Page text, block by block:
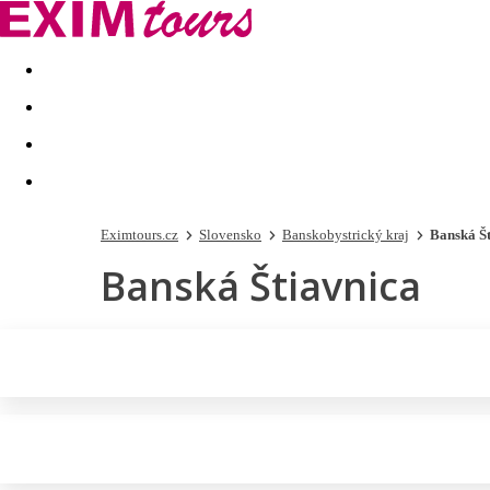
Akční nabídky Last minute
Eximtours.cz Slovensko Banskobystrický kraj Banská
Banská Štiavnica